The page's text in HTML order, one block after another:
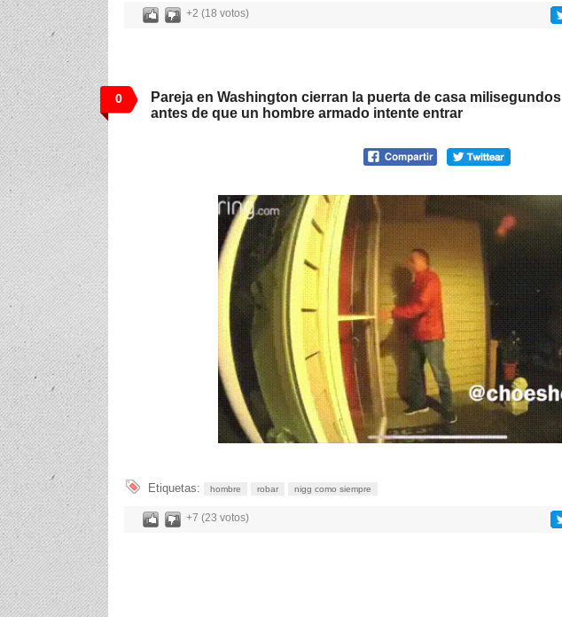
+2 (18 votos)
0
Pareja en Washington cierran la puerta de casa milisegundos
antes de que un hombre armado intente entrar
Etiquetas: hombre robar nigg como siempre
+7 (23 votos)